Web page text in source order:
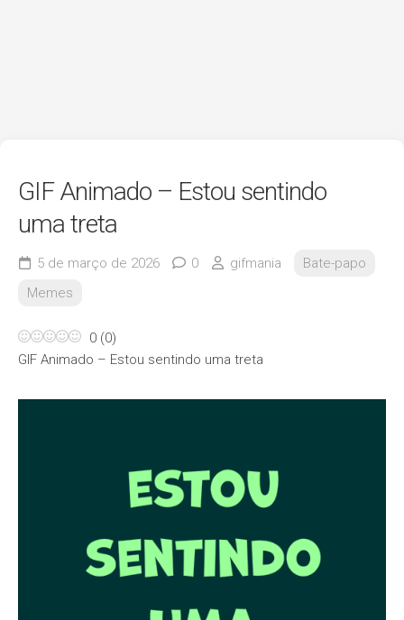
GIF Animado – Estou sentindo
uma treta
5 de março de 2026 0 gifmania
Bate-papo
Memes
0 (0)
GIF Animado – Estou sentindo uma treta